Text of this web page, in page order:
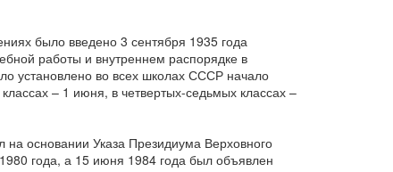
было введено 3 сентября 1935 года
работы и внутреннем распорядке в
установлено во всех школах СССР начало
– 1 июня, в четвертых-седьмых классах –
основании Указа Президиума Верховного
года, а 15 июня 1984 года был объявлен